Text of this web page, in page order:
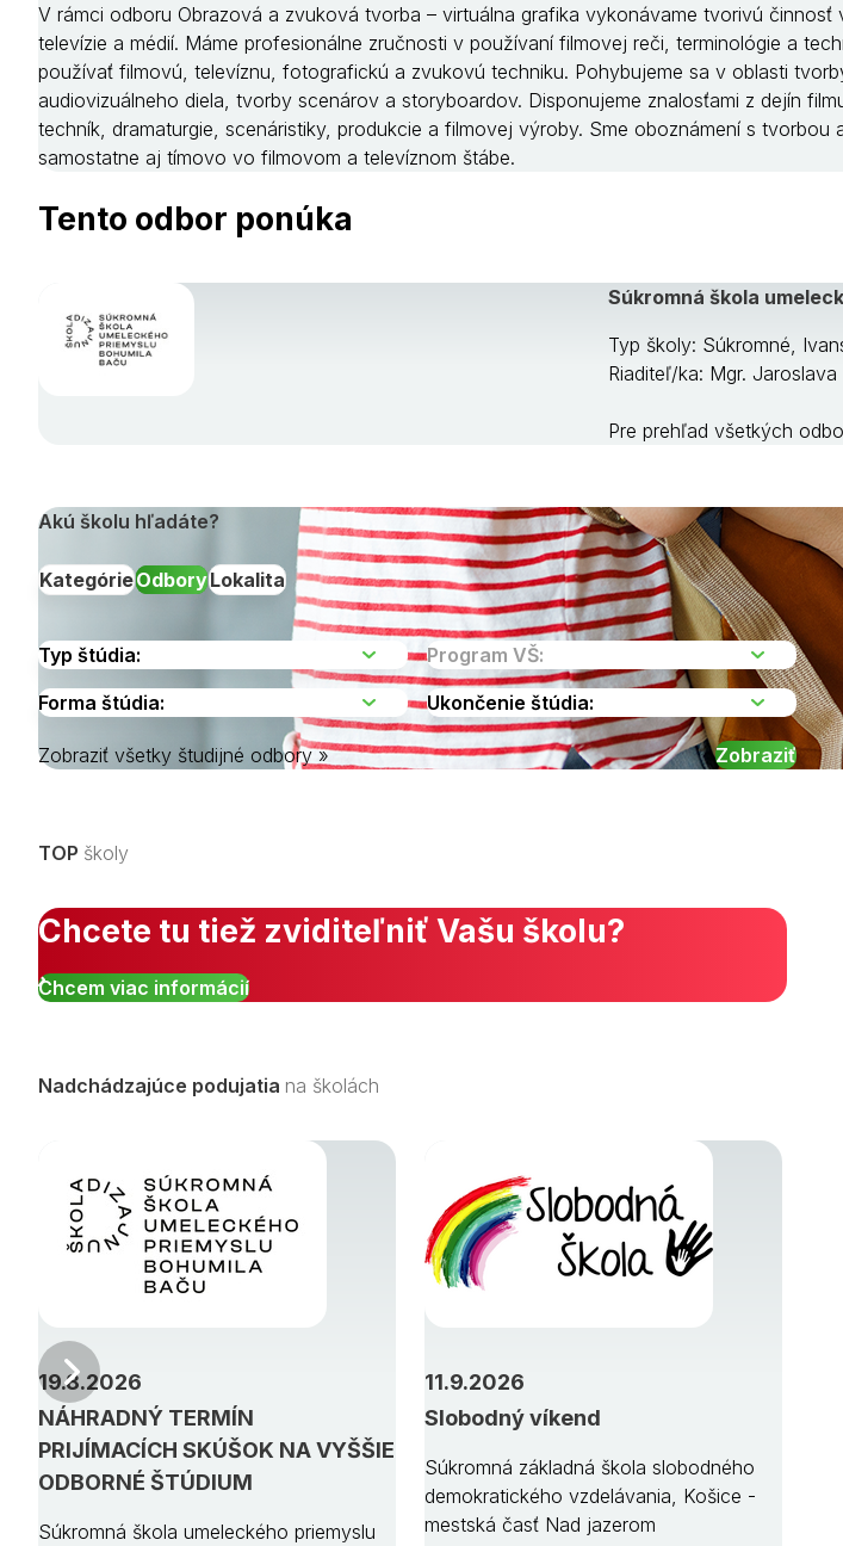
V rámci odboru Obrazová a zvuková tvorba – virtuálna grafika vykonávame tvorivú
televízie a médií. Máme profesionálne zručnosti v používaní filmovej reči, terminológie a
používať filmovú, televíznu, fotografickú a zvukovú techniku. Pohybujeme sa v oblasti
audiovizuálneho diela, tvorby scenárov a storyboardov. Disponujeme znalosťami z dejín
techník, dramaturgie, scenáristiky, produkcie a filmovej výroby. Sme oboznámení s
samostatne aj tímovo vo filmovom a televíznom štábe.
Tento odbor ponúka
Súkromná škola
Typ školy: Súkromné,
Riaditeľ/ka: Mgr.
Pre prehľad všetkých
Akú školu hľadáte?
KategórieOdboryLokalita
Zobraziť všetky študijné odbory »
TOP školy
Chcete tu tiež zviditeľniť Vašu školu?
Chcem viac informácií
Nadchádzajúce podujatia na školách
NÁHRADNÝ TERMÍN
PRIJÍMACÍCH SKÚŠOK NA VYŠŠIE
ODBORNÉ ŠTÚDIUM
19.8.2026
Súkromná škola umeleckého priemyslu
Slobodný víkend
11.9.2026
Súkromná základná škola slobodného
demokratického vzdelávania, Košice -
mestská časť Nad jazerom
Predchádzajúci